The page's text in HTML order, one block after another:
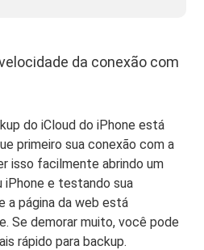
da conexão com
do iCloud do iPhone está
primeiro sua conexão com a
isso facilmente abrindo um
iPhone e testando sua
a página da web está
Se demorar muito, você pode
rápido para backup.